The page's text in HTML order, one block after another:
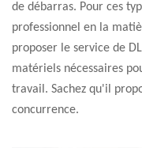
de débarras. Pour ces
professionnel en la
proposer le service de
matériels nécessaires
travail. Sachez qu'il
concurrence.